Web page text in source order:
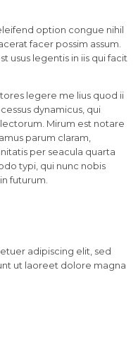
option congue nihil
facer possim assum.
usus legentis in iis qui facit
legere me lius quod ii
dynamicus, qui
Mirum est notare
parum claram,
per seacula quarta
typi, qui nunc nobis
futurum.
adipiscing elit, sed
ut laoreet dolore magna